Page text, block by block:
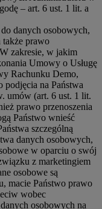
– art. 6 ust. 1 lit. a
danych osobowych,
także prawo
zakresie, w jakim
Umowy o Usługę
Rachunku Demo,
podjęcia na Państwa
umów (art. 6 ust. 1 lit.
prawo przenoszenia
Państwo wnieść
szczególną
danych osobowych,
w oparciu o swój
z marketingiem
osobowe są
macie Państwo prawo
wobec
osobowych na